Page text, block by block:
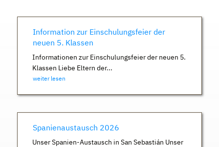
Information zur Einschulungsfeier der
neuen 5. Klassen
Informationen zur Einschulungsfeier der neuen 5.
Klassen Liebe Eltern der...
weiter lesen
Spanienaustausch 2026
Unser Spanien-Austausch in San Sebastián Unser